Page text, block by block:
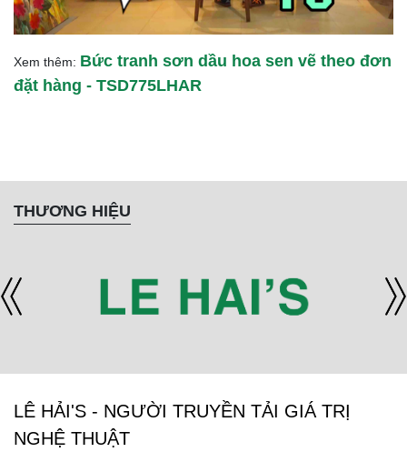
Xem thêm: Bức tranh sơn dầu hoa sen vẽ theo đơn
đặt hàng - TSD775LHAR
THƯƠNG HIỆU
LÊ HẢI'S - NGƯỜI TRUYỀN TẢI GIÁ TRỊ
NGHỆ THUẬT